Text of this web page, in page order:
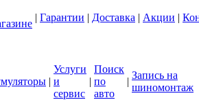
| Гарантии | Доставка | Акции |
|
Услуги
и
сервис
|
Поиск
по
авто
|
Запись на
шиномонтаж